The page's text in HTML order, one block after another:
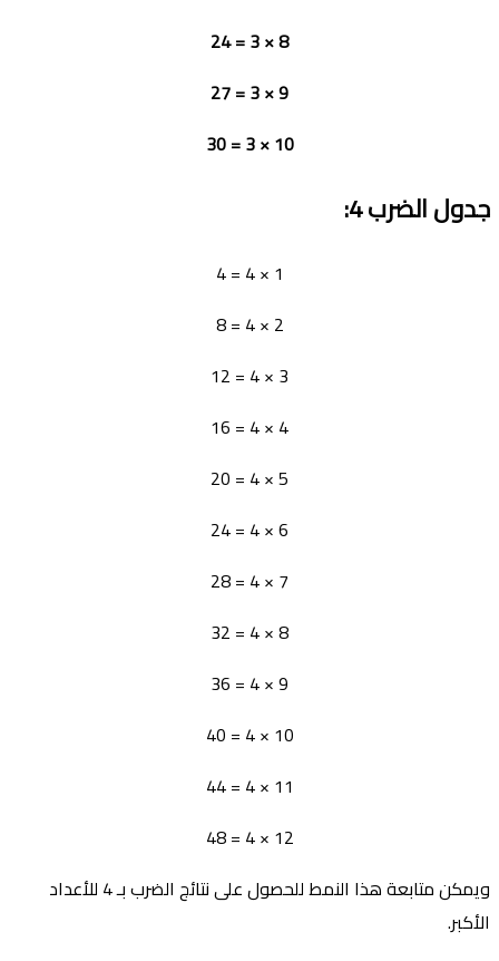
8 × 3 = 24
9 × 3 = 27
10 × 3 = 30
جدول الضرب4:
2 × 4 = 8
4 × 4 = 16
8 × 4 = 32
10 × 4 = 40
11 × 4 = 44
12 × 4 = 48
ويمكن متابعة هذا النمط للحصول على نتائج الضرب بـ 4 للأعداد
الأكبر.